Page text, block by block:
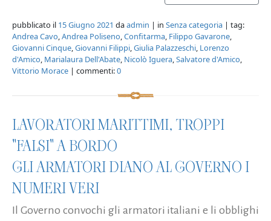
pubblicato il 15 Giugno 2021 daadmin | in Senza categoria | tag:
Andrea Cavo,Andrea Poliseno,Confitarma, Filippo Gavarone,
Giovanni Cinque,Giovanni Filippi,Giulia Palazzeschi, Lorenzo
d'Amico, Marialaura Dell'Abate, Nicolò Iguera,Salvatore d'Amico,
Vittorio Morace | commenti:0
LAVORATORI MARITTIMI, TROPPI
"FALSI" A BORDO
GLI ARMATORI DIANO AL GOVERNO I
NUMERI VERI
Il Governo convochi gli armatori italiani e li obblighi